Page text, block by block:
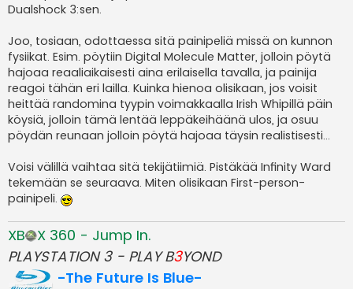
Dualshock 3:sen.
Joo, tosiaan, odottaessa sitä painipeliä missä on kunnon
fysiikat. Esim. pöytiin Digital Molecule Matter, jolloin pöytä
hajoaa reaaliaikaisesti aina erilaisella tavalla, ja painija
reagoi tähän eri lailla. Kuinka hienoa olisikaan, jos voisit
heittää randomina tyypin voimakkaalla Irish Whipillä päin
köysiä, jolloin tämä lentää leppäkeihäänä ulos, ja osuu
pöydän reunaan jolloin pöytä hajoaa täysin realistisesti...
Voisi välillä vaihtaa sitä tekijätiimiä. Pistäkää Infinity Ward
tekemään se seuraava. Miten olisikaan First-person-
painipeli.
XB
X 360 - Jump In.
PLAYSTATION 3 - PLAY B3YOND
-The Future Is Blue-